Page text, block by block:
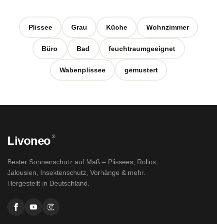
Plissee Grau Küche Wohnzimmer
Büro Bad feuchtraumgeeignet
Wabenplissee gemustert
Livoneo ®
Bester Sonnenschutz auf Maß – Plissees, Rollos,
Jalousien, Insektenschutz, Vorhänge & mehr.
Hergestellt in Deutschland.